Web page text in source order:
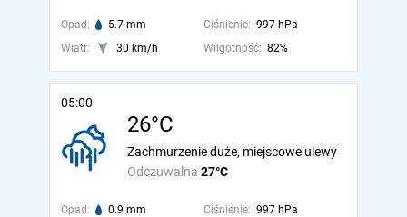
Opad: 5.7 mm Ciśnienie: 997 hPa
Wiatr:
30 km/h Wilgotność: 82%
05:00
26°C
Odczuwalna 27°C
Zachmurzenie duże, miejscowe ulewy
Opad: 0.9 mm Ciśnienie: 997 hPa